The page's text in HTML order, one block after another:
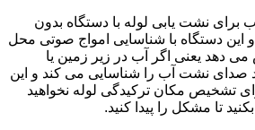
برای نشت یابی لوله با دستگاه بدون
این دستگاه با شناسایی امواج صوتی محل
دهد یعنی اگر آب در زیر زمین یا
صدای نشت آب را شناسایی می کند و این
تشخیص مکان ترکیدگی لوله نخواهید
تا مشکل را پیدا کنید.